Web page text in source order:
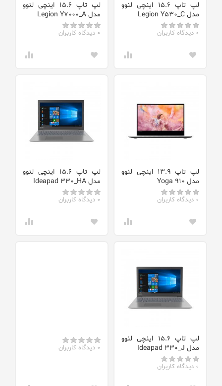
لپ تاپ 15.6 اینچی لنوو
مدل Legion Y530_C
0 دیدگاه کاربران
لپ تاپ 15.6 اینچی لنوو
مدل Legion Y7000_A
0 دیدگاه کاربران
لپ تاپ 13.9 اینچی لنوو
مدل Yoga 910
0 دیدگاه کاربران
لپ تاپ 15.6 اینچی لنوو
مدل Ideapad 330_HA
0 دیدگاه کاربران
لپ تاپ 15.6 اینچی لنوو
مدل Ideapad 330_J
0 دیدگاه کاربران
0 دیدگاه کاربران